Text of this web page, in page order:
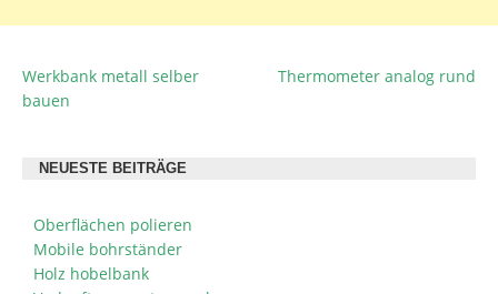
BEITRAGSNAVIGATION
Werkbank metall selber
bauen
Thermometer analog rund
NEUESTE BEITRÄGE
Oberflächen polieren
Mobile bohrständer
Holz hobelbank